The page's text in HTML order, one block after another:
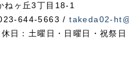
ヶ丘3丁目18-1
644-5663 /takeda02-
日：土曜日・日曜日・祝祭日